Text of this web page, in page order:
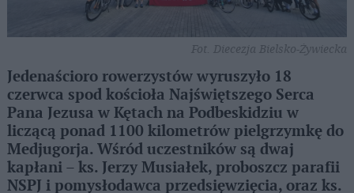
Fot. Diecezja Bielsko-Żywiecka
Jedenaścioro rowerzystów wyruszyło 18
czerwca spod kościoła Najświętszego Serca
Pana Jezusa w Kętach na Podbeskidziu w
liczącą ponad 1100 kilometrów pielgrzymkę do
Medjugorja. Wśród uczestników są dwaj
kapłani – ks. Jerzy Musiałek, proboszcz parafii
NSPJ i pomysłodawca przedsięwzięcia, oraz ks.